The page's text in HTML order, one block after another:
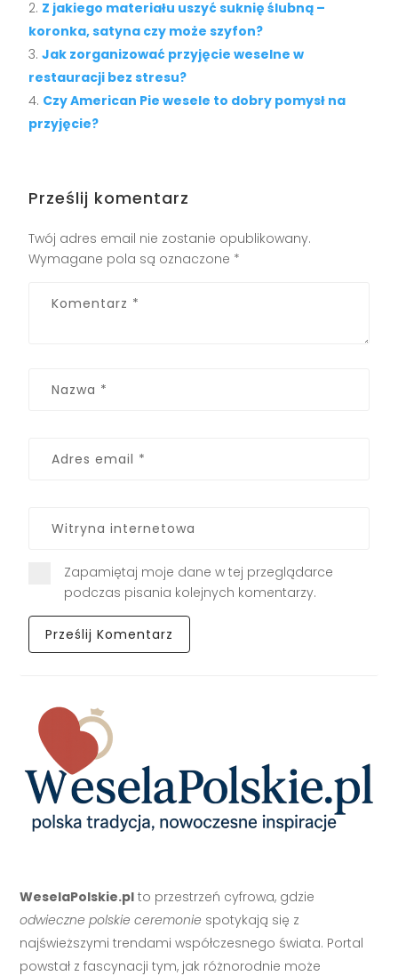
Z jakiego materiału uszyć suknię ślubną –
koronka, satyna czy może szyfon?
Jak zorganizować przyjęcie weselne w
restauracji bez stresu?
Czy American Pie wesele to dobry pomysł na
przyjęcie?
Prześlij komentarz
Twój adres email nie zostanie opublikowany.
Wymagane pola są oznaczone *
Zapamiętaj moje dane w tej przeglądarce
podczas pisania kolejnych komentarzy.
WeselaPolskie.pl to przestrzeń cyfrowa, gdzie
odwieczne polskie ceremonie spotykają się z
najświeższymi trendami współczesnego świata. Portal
powstał z fascynacji tym, jak różnorodnie może